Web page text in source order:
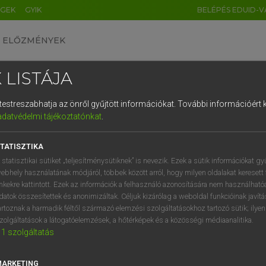
GYIK BELÉPÉS EDUID-
ELŐZMÉNYEK
uniós terminológiai szótár
VAN ELŐFIZETÉSED?
előfizetésem a teljes szócikk
NINCS ELŐFIZETÉSED?
LISTÁJA
az önről gyűjtött információkat. További információért
tájékoztatónkat.
statisztikai sütiket „teljesítménysütiknek” is nevezik. Ezek a sütik információkat
használatának módjáról, többek között arról, hogy milyen oldalakat keresett
kattintott. Ezek az információk a felhasználó azonosítására nem
összesítettek és anonimizáltak. Céljuk kizárólag a weboldal funkcióinak
a harmadik féltől származó elemzési szolgáltatásokhoz tartozó sütik;
a látogatóelemzések, a hőtérképek és a közösségi médiaanalitika.
1 szolgáltatás
DE CN FR ES IT NL
1 2 3 4 5 6 7 8 9
q w e r t z u i
a s d f g h j k l é
í y x c v b n m , .